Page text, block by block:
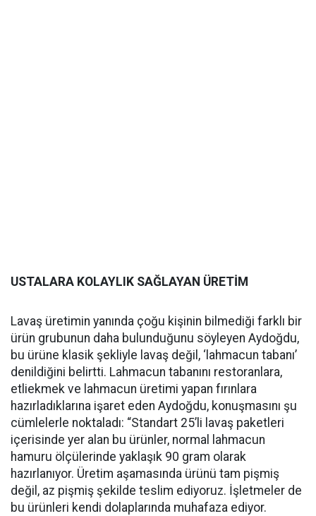
USTALARA KOLAYLIK SAĞLAYAN ÜRETİM
Lavaş üretimin yanında çoğu kişinin bilmediği farklı bir
ürün grubunun daha bulunduğunu söyleyen Aydoğdu,
bu ürüne klasik şekliyle lavaş değil, ‘lahmacun tabanı’
denildiğini belirtti. Lahmacun tabanını restoranlara,
etliekmek ve lahmacun üretimi yapan fırınlara
hazırladıklarına işaret eden Aydoğdu, konuşmasını şu
cümlelerle noktaladı: “Standart 25’li lavaş paketleri
içerisinde yer alan bu ürünler, normal lahmacun
hamuru ölçülerinde yaklaşık 90 gram olarak
hazırlanıyor. Üretim aşamasında ürünü tam pişmiş
değil, az pişmiş şekilde teslim ediyoruz. İşletmeler de
bu ürünleri kendi dolaplarında muhafaza ediyor.